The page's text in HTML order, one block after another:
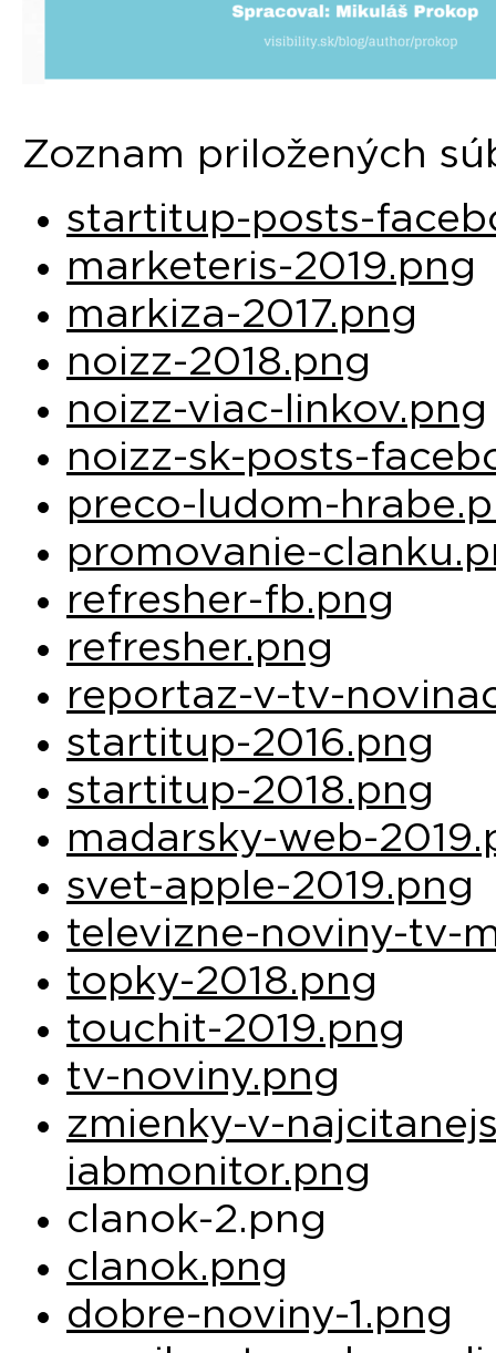
Zoznam priložených
startitup-posts-
marketeris-2019.png
markiza-2017.png
noizz-2018.png
noizz-viac-linkov.png
noizz-sk-posts-
preco-ludom-
promovanie-
refresher-fb.png
refresher.png
reportaz-v-tv-
startitup-2016.png
startitup-2018.png
madarsky-web-
svet-apple-2019.png
televizne-noviny-tv-
topky-2018.png
touchit-2019.png
tv-noviny.png
zmienky-v-
iabmonitor.png
clanok-2.png
clanok.png
dobre-noviny-1.png